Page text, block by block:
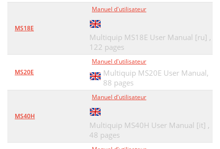
MS18E
Manuel d'utilisateur
Multiquip MS18E User Manual [ru] ,
122 pages
MS20E
Manuel d'utilisateur
Multiquip MS20E User Manual,
88 pages
MS40H
Manuel d'utilisateur
Multiquip MS40H User Manual [it] ,
48 pages